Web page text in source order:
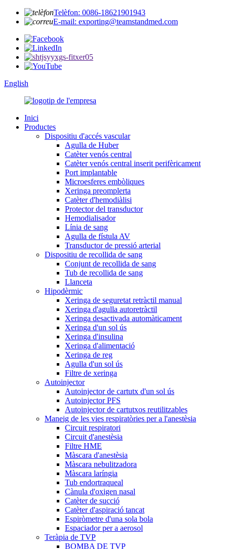
Telèfon: 0086-18621901943
E-mail: exporting@teamstandmed.com
English
Inici
Productes
Dispositiu d'accés vascular
Agulla de Huber
Catèter venós central
Catèter venós central inserit perifèricament
Port implantable
Microesferes embòliques
Xeringa preomplerta
Catèter d'hemodiàlisi
Protector del transductor
Hemodialisador
Línia de sang
Agulla de fístula AV
Transductor de pressió arterial
Dispositiu de recollida de sang
Conjunt de recollida de sang
Tub de recollida de sang
Llanceta
Hipodèrmic
Xeringa de seguretat retràctil manual
Xeringa d'agulla autoretràctil
Xeringa desactivada automàticament
Xeringa d'un sol ús
Xeringa d'insulina
Xeringa d'alimentació
Xeringa de reg
Agulla d'un sol ús
Filtre de xeringa
Autoinjector
Autoinjector de cartutx d'un sol ús
Autoinjector PFS
Autoinjector de cartutxos reutilitzables
Maneig de les vies respiratòries per a l'anestèsia
Circuit respiratori
Circuit d'anestèsia
Filtre HME
Màscara d'anestèsia
Màscara nebulitzadora
Màscara laríngia
Tub endortraqueal
Cànula d'oxigen nasal
Catèter de succió
Catèter d'aspiració tancat
Espiròmetre d'una sola bola
Espaciador per a aerosol
Teràpia de TVP
BOMBA DE TVP